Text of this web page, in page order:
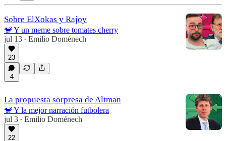
Sobre ElXokas y Rajoy
🐒 Y un meme sobre tomates cherry
jul 13 • Emilio Doménech
23
4
La propuesta sorpresa de Altman
🐒 Y la mejor narración futbolera
jul 3 • Emilio Doménech
22